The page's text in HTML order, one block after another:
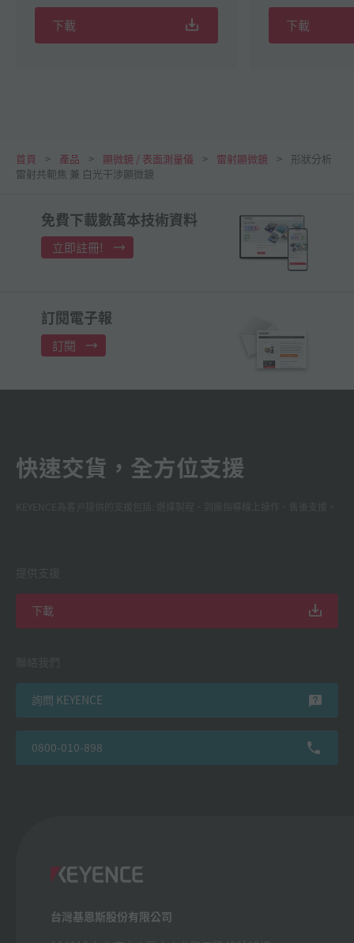
下載 下載
首頁 產品 顯微鏡 / 表面測量儀 雷射顯微鏡
形狀分析
雷射共軛焦 兼 白光干涉顯微鏡
免費下載數萬本技術資料
立即註冊!
訂閱電子報
訂閱
快速交貨，全方位支援
下載
詢問 KEYENCE
0800-010-898
台灣基恩斯股份有限公司